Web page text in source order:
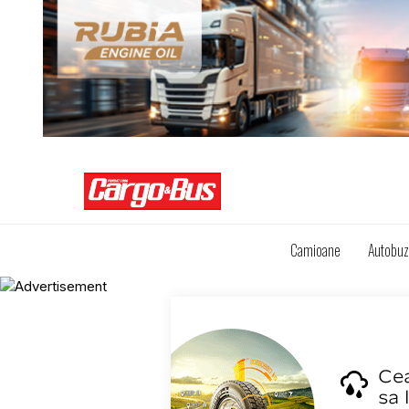
Camioane